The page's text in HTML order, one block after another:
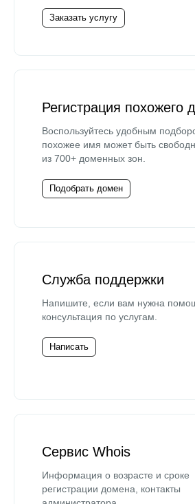
Заказать услугу
Регистрация похожего
Воспользуйтесь удобным
похожее имя может быть
из 700+ доменных зон.
Подобрать домен
Служба поддержки
Напишите, если вам нужна
консультация по услугам.
Написать
Сервис Whois
Информация о возрасте и сроке
регистрации домена, контакты